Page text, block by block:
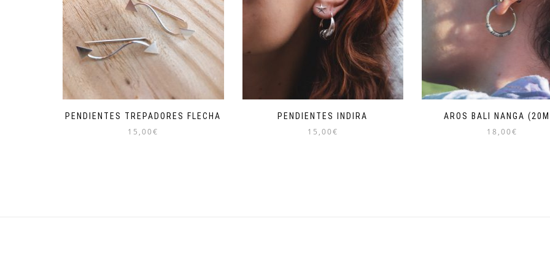
PENDIENTES TREPADORES FLECHA
15,00€
PENDIENTES INDIRA
15,00€
AROS BALI NANGA
18,00€